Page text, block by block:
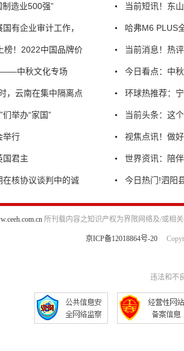
造业500强”
有企业审计工作，
榜！2022中国品牌价
——中秋文化专场
，云南在集中隔离点
举办“家国”
举行
国君主
核协议谈判中的诚
当前短讯！东
哈弗M6 PLUS
当前消息！热
今日看点：中
环球热推荐：
当前头条：这
视焦点讯！做
世界资讯：陪
今日热门!泗阳
所刊载内容之知识产权为界限网络及/或相
京ICP备12018864号-20
违法和不